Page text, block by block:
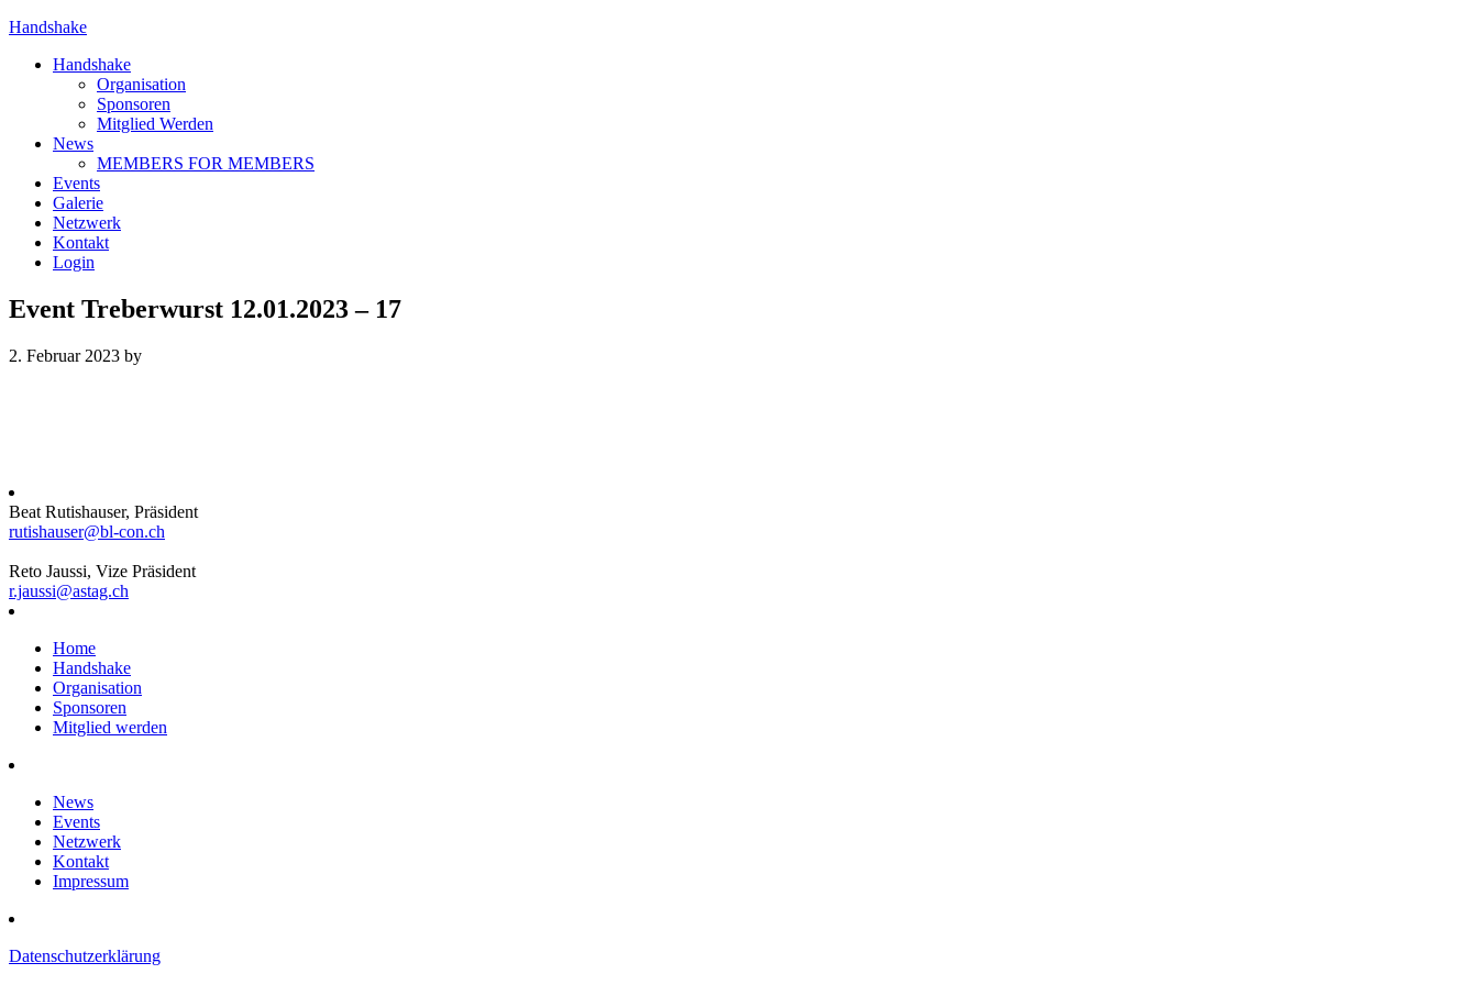
Handshake
Handshake
Organisation
Sponsoren
Mitglied Werden
News
MEMBERS FOR MEMBERS
Events
Galerie
Netzwerk
Kontakt
Login
Event Treberwurst 12.01.2023 – 17
2. Februar 2023 by
Beat Rutishauser, Präsident
rutishauser@bl-con.ch
Reto Jaussi, Vize Präsident
r.jaussi@astag.ch
Home
Handshake
Organisation
Sponsoren
Mitglied werden
News
Events
Netzwerk
Kontakt
Impressum
Datenschutzerklärung